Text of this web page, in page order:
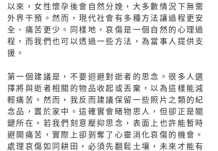
以來，女性懷孕後會自然分娩，大多數情況下無需
外界干預。然而，現代社會有多種方法讓過程更安
全、痛苦更少。同樣地，哀傷是一個自然的心理過
程，而我們也可以透過一些方法，為當事人提供支
援。
第一個建議是，不要迴避對逝者的思念。很多人選
擇將與逝者相關的物品收起或丟棄，以為這樣能減
輕痛苦。然而，我反而建議保留一些照片之類的紀
念品，置於家中。這確實會睹物思人，但卻正是關
鍵所在。若我們刻意壓抑思念，表面上也許能暫時
避開痛苦，實際上卻剝奪了心靈消化哀傷的機會。
處理哀傷如同耕田，必須先翻鬆土壤，未來才能有